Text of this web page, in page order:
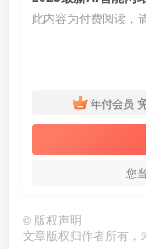
此内容为付费阅读，
年付会员
您
© 版权声明
文章版权归作者所有，